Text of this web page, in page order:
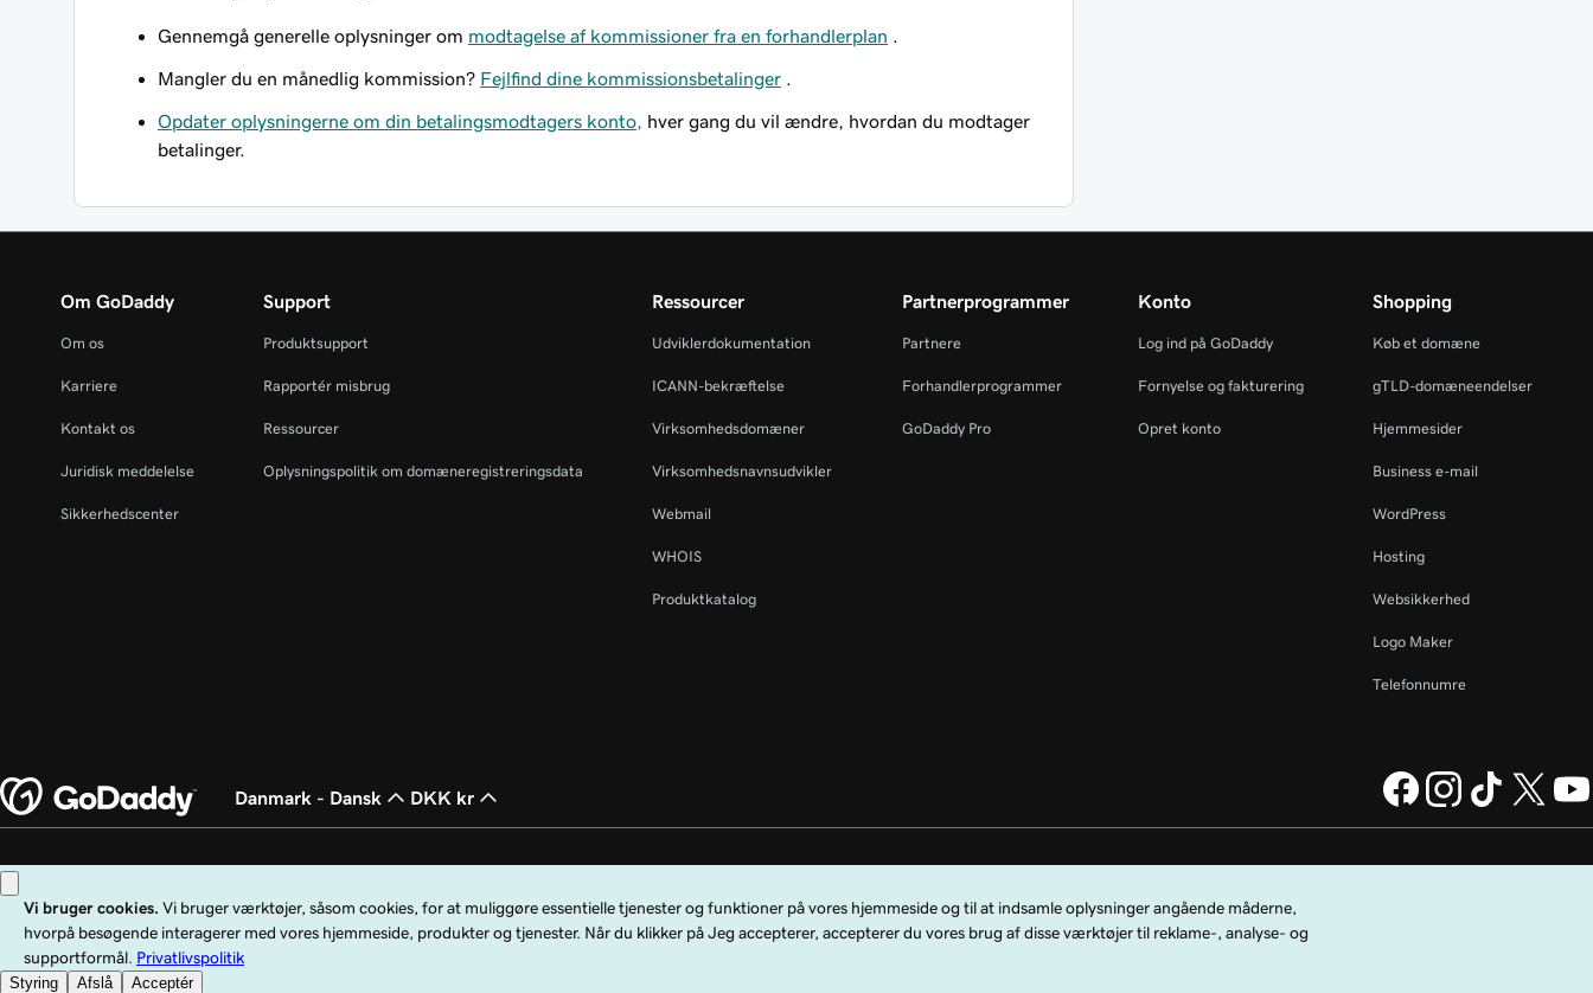
Gennemgå generelle oplysninger om modtagelse af kommissioner fra en forhandlerplan .
Mangler du en månedlig kommission? Fejlfind dine kommissionsbetalinger .
Opdater oplysningerne om din betalingsmodtagers konto, hver gang du vil ændre, hvordan du modtager
betalinger.
Om GoDaddy
Om os
Karriere
Kontakt os
Juridisk meddelelse
Sikkerhedscenter
Support
Produktsupport
Rapportér misbrug
Ressourcer
Oplysningspolitik om domæneregistreringsdata
Ressourcer
Udviklerdokumentation
ICANN-bekræftelse
Virksomhedsdomæner
Virksomhedsnavnsudvikler
Webmail
WHOIS
Produktkatalog
Partnerprogrammer
Partnere
Forhandlerprogrammer
GoDaddy Pro
Konto
Log ind på GoDaddy
Fornyelse og fakturering
Opret konto
Shopping
Køb et domæne
gTLD-domæneendelser
Hjemmesider
Business e-mail
WordPress
Hosting
Websikkerhed
Logo Maker
Telefonnumre
Danmark - Dansk DKK kr
Copyright © 1999 - 2026 GoDaddy Operating Company, LLC. Alle rettigheder forbeholdes. GoDaddy-ordmærket er et registreret varemærke tilhørende GoDaddy Operating Company,
LLC i USA og andre lande. "GO"-logoet er et registreret varemærke tilhørende GoDaddy.com, LLC i USA.
Brug af denne hjemmeside er underlagt udtrykkelige brugsbetingelser. Ved at bruge denne hjemmeside accepterer du, at du er bundet af disse generelle servicebetingelser